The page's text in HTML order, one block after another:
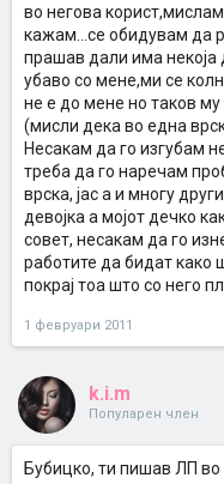
во негова
кажам...се обидувам да
прашав дали има некоја
убаво со мене,ми се
не е до мене но таков му
(мисли дека во една
Несакам да го изгубам
треба да го наречам
врска, јас а и многу
девојка а мојот дечко
совет, несакам да го
работите да бидат како
покрај тоа што со него
1 февруари 2011
k.i.m
Популарен член
Бубицко, ти пишав ЛП во